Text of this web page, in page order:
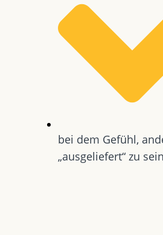
bei dem Gefühl,
„ausgeliefert“ zu sein